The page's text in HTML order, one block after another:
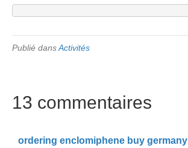
Publié dansActivités
13 commentaires
ordering enclomiphene buy germany